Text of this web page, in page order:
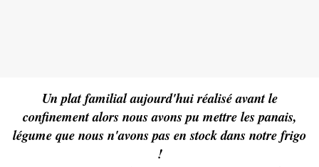
Un plat familial aujourd'hui réalisé avant le
confinement alors nous avons pu mettre les panais,
légume que nous n'avons pas en stock dans notre frigo
!